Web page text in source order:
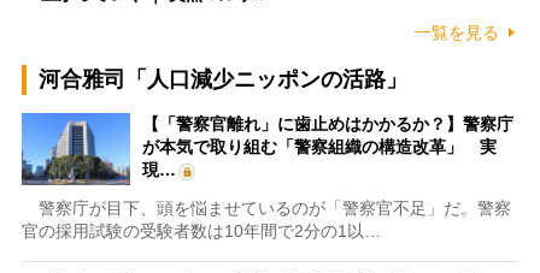
一覧を見る
河合雅司「人口減少ニッポンの活路」
【「警察官離れ」に歯止めはかかるか？】警察庁
が本気で取り組む「警察組織の構造改革」 実
現…
警察庁が目下、頭を悩ませているのが「警察官不足」だ。警察
官の採用試験の受験者数は10年間で2分の1以…